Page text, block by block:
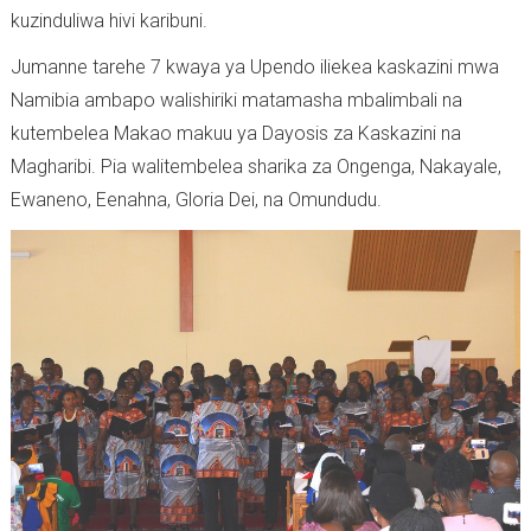
kuzinduliwa hivi karibuni.
Jumanne tarehe 7 kwaya ya Upendo iliekea kaskazini mwa
Namibia ambapo walishiriki matamasha mbalimbali na
kutembelea Makao makuu ya Dayosis za Kaskazini na
Magharibi. Pia walitembelea sharika za Ongenga, Nakayale,
Ewaneno, Eenahna, Gloria Dei, na Omundudu.